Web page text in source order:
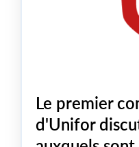
Le premier
d'Unifor